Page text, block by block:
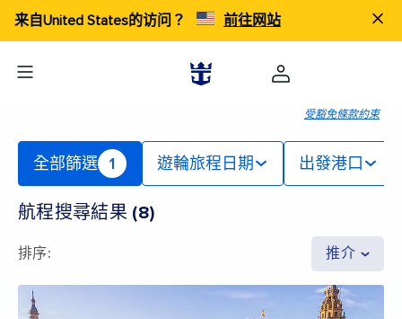
来自United States的访问？ 前往网站
受豁免條款約束
全部篩選 1 遊輪旅程日期 出發港口
航程搜尋結果 (8)
排序: 推介